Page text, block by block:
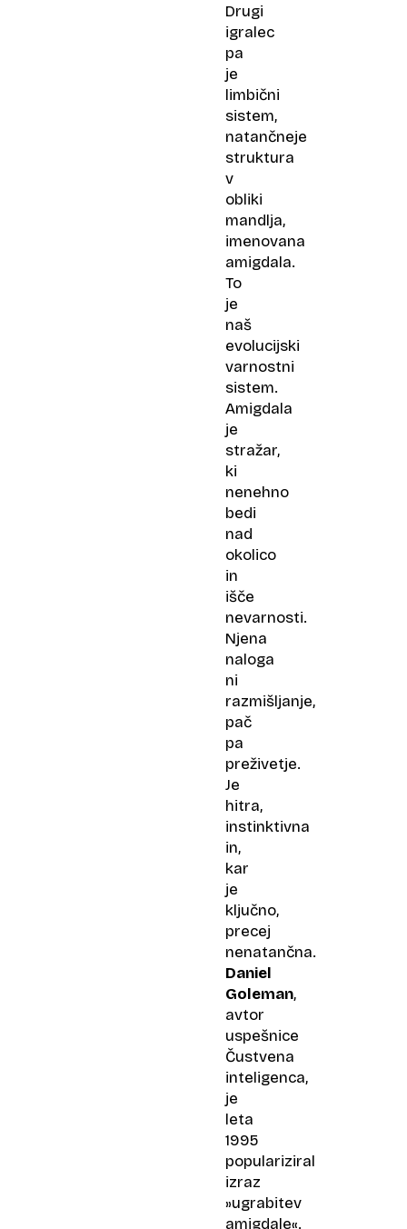
Drugi
igralec
pa
je
limbični
sistem,
natančneje
struktura
v
obliki
mandlja,
imenovana
amigdala.
To
je
naš
evolucijski
varnostni
sistem.
Amigdala
je
stražar,
ki
nenehno
bedi
nad
okolico
in
išče
nevarnosti.
Njena
naloga
ni
razmišljanje,
pač
pa
preživetje.
Je
hitra,
instinktivna
in,
kar
je
ključno,
precej
nenatančna.
Daniel
Goleman,
avtor
uspešnice
Čustvena
inteligenca,
je
leta
1995
populariziral
izraz
»ugrabitev
amigdale«.